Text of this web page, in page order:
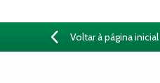
Voltar à página inicial